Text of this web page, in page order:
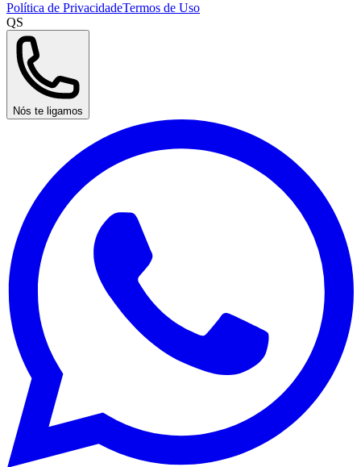
Política de PrivacidadeTermos de Uso
QS
Nós te ligamos